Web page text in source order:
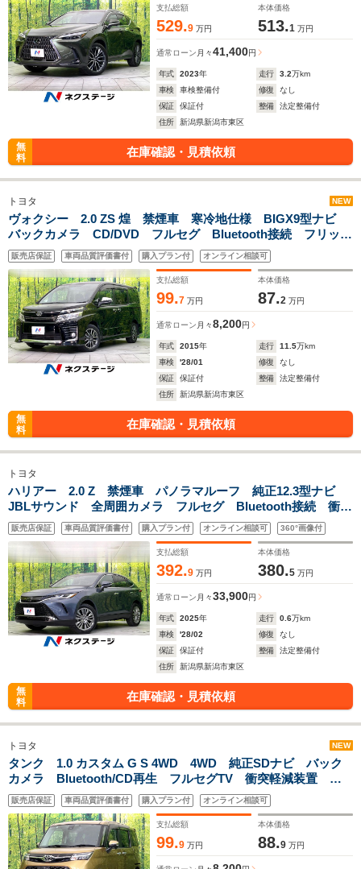
支払総額
529.9 万円
本体価格
513.1 万円
通常ローン 月々41,400円
年式 2023年 走行 3.2万km
車検
車検整備付 修復
なし
保証
保証付 整備
法定整備付
住所
新潟県新潟市東区
無
料
在庫確認・見積依頼
トヨタ NEW
ヴォクシー 2.0 ZS 煌 禁煙車 寒冷地仕様 BIGX9型ナビ
バックカメラ CD/DVD フルセグ Bluetooth接続 フリップ
ダウンモニター LEDヘッドライト オートライト 両側電動
スライドドア リアオートエアコン
販売店保証 車両品質評価書付 購入プラン付 オンライン相談可
支払総額
99.7 万円
本体価格
87.2 万円
通常ローン 月々8,200円
年式 2015年 走行 11.5万km
車検
'28/01 修復
なし
保証
保証付 整備
法定整備付
住所
新潟県新潟市東区
無
料
在庫確認・見積依頼
トヨタ
ハリアー 2.0 Z 禁煙車 パノラマルーフ 純正12.3型ナビ
JBLサウンド 全周囲カメラ フルセグ Bluetooth接続 衝突
軽減装置 レーダークルコン LEDヘッド/フォグ 電動リアゲ
ート パワーシート ETC
販売店保証 車両品質評価書付 購入プラン付 オンライン相談可 360°画像付
支払総額
392.9 万円
本体価格
380.5 万円
通常ローン 月々33,900円
年式 2025年 走行 0.6万km
車検
'28/02 修復
なし
保証
保証付 整備
法定整備付
住所
新潟県新潟市東区
無
料
在庫確認・見積依頼
トヨタ NEW
タンク 1.0 カスタム G S 4WD 4WD 純正SDナビ バック
カメラ Bluetooth/CD再生 フルセグTV 衝突軽減装置 両
側電動スライドドア LEDヘッド オートライト オートエア
コン ETC2.0 純正14インチアルミ
販売店保証 車両品質評価書付 購入プラン付 オンライン相談可
支払総額
99.9 万円
本体価格
88.9 万円